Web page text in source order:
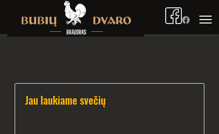
Jau laukiame svečių